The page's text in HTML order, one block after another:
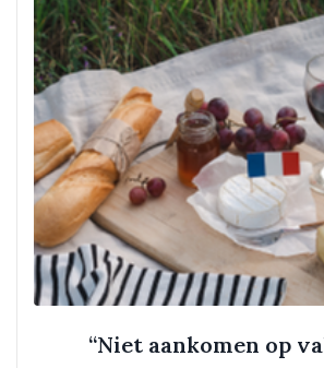
“Niet aankomen op